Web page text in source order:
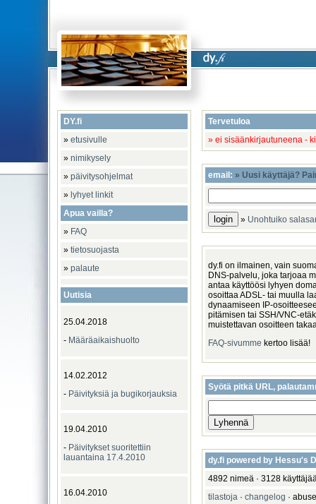
DY.fi
» etusivulle
» nimikysely
» päivitysohjelmat
» lyhyet linkit
Apua vailla?
» FAQ
» tietosuojasta
» palaute
Uutisia
25.04.2018
- Määräaikaishuolto
14.02.2012
- Päivityksiä ja bugikorjauksia
19.04.2010
- Päivitykset suoritettiin
lauantaina 17.4.2010
16.04.2010
Tervetuloa
» ei sisäänkirjautuneena -
email: » Uusi käyttäjä?
» Unohtuiko
dy.fi on ilmainen, vain
DNS-palvelu, joka tarjoaa
antaa käyttöösi lyhyen
osoittaa ADSL- tai muulla
dynaamiseen IP-
pitämisen tai SSH/VNC-
muistettavan osoitteen
FAQ-sivumme kertoo lisää!
Syötä pitkä URL,
dy.fi powered by Hessu's
4892 nimeä · 3128
tilastoja · changelog ·